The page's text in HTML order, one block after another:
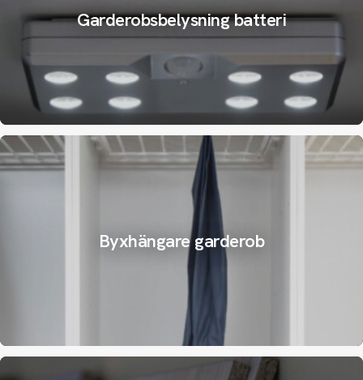
Garderobsbelysning batteri
Byxhängare garderob